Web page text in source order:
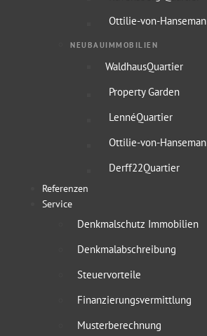
Ottilie-von-
NEUBAUIMMOBILIEN
WaldhausQuartier
Property Garden
LennéQuartier
Ottilie-von-
Derff22Quartier
Referenzen
Service
Denkmalschutz Immobilien
Denkmalabschreibung
Steuervorteile
Finanzierungsvermittlung
Musterberechnung